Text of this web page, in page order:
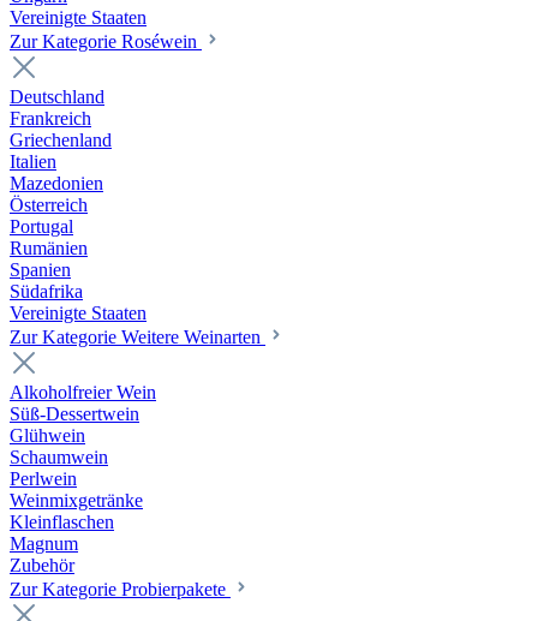
Vereinigte Staaten
Zur Kategorie Roséwein
Deutschland
Frankreich
Griechenland
Italien
Mazedonien
Österreich
Portugal
Rumänien
Spanien
Südafrika
Vereinigte Staaten
Zur Kategorie Weitere Weinarten
Alkoholfreier Wein
Süß-Dessertwein
Glühwein
Schaumwein
Perlwein
Weinmixgetränke
Kleinflaschen
Magnum
Zubehör
Zur Kategorie Probierpakete